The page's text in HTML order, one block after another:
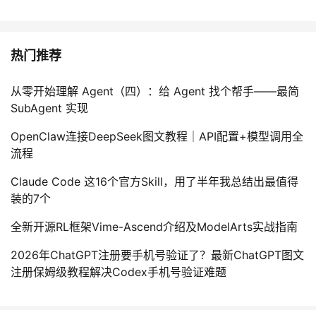
热门推荐
从零开始理解 Agent（四）：给 Agent 找个帮手——最简
SubAgent 实现
OpenClaw连接DeepSeek图文教程｜API配置+模型调用全
流程
Claude Code 这16个官方Skill，用了半年我总结出最值得
装的7个
全新开源RL框架Vime-Ascend介绍及ModelArts实战指南
2026年ChatGPT注册要手机号验证了？最新ChatGPT图文
注册保姆级教程解决Codex手机号验证难题